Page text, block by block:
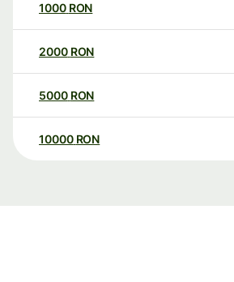
1000 RON
2000 RON
5000 RON
10000 RON